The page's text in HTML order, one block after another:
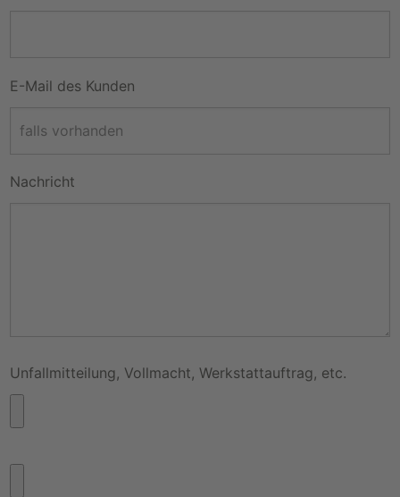
E-Mail des Kunden
Nachricht
Unfallmitteilung, Vollmacht, Werkstattauftrag, etc.